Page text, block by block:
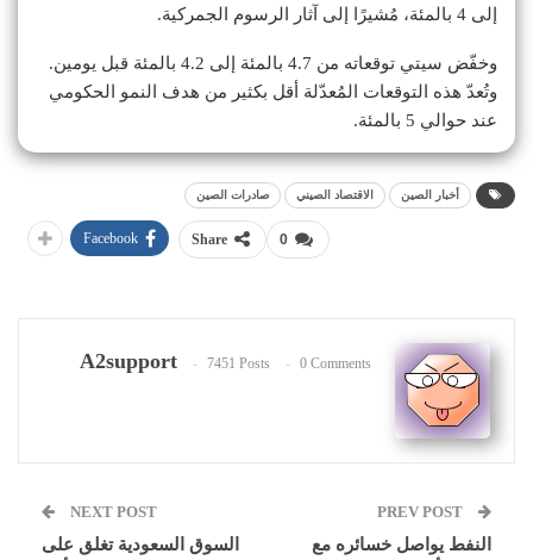
إلى 4 بالمئة، مُشيرًا إلى آثار الرسوم الجمركية.
وخفّض سيتي توقعاته من 4.7 بالمئة إلى 4.2 بالمئة قبل يومين.
وتُعدّ هذه التوقعات المُعدّلة أقل بكثير من هدف النمو الحكومي
عند حوالي 5 بالمئة.
أخبار الصين الاقتصاد الصيني صادرات الصين
0
Share
Facebook
A2support 7451 Posts 0 Comments
النفط يواصل خسائره مع
NEXT POST
السوق السعودية تغلق على